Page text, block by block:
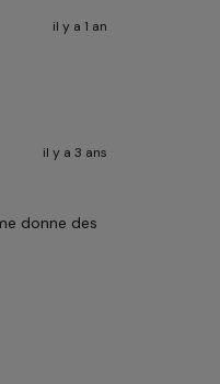
il y a 1 an
il y a 3 ans
donne des